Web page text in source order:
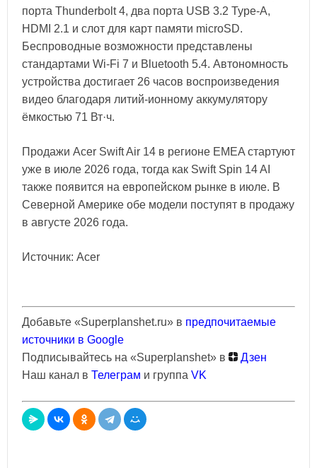
порта Thunderbolt 4, два порта USB 3.2 Type‑A,
HDMI 2.1 и слот для карт памяти microSD.
Беспроводные возможности представлены
стандартами Wi‑Fi 7 и Bluetooth 5.4. Автономность
устройства достигает 26 часов воспроизведения
видео благодаря литий-ионному аккумулятору
ёмкостью 71 Вт·ч.
Продажи Acer Swift Air 14 в регионе EMEA стартуют
уже в июле 2026 года, тогда как Swift Spin 14 AI
также появится на европейском рынке в июле. В
Северной Америке обе модели поступят в продажу
в августе 2026 года.
Источник: Acer
Добавьте «Superplanshet.ru» в предпочитаемые
источники в Google
Подписывайтесь на «Superplanshet» в
Дзен
Наш канал в Телеграм и группа VK